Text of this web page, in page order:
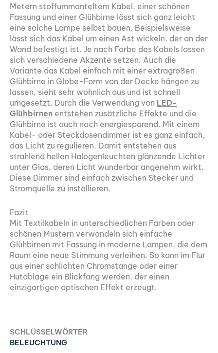
Metern stoffummanteltem Kabel, einer schönen
Fassung und einer Glühbirne lässt sich ganz leicht
eine solche Lampe selbst bauen. Beispielsweise
lässt sich das Kabel um einen Ast wickeln, der an der
Wand befestigt ist. Je nach Farbe des Kabels lassen
sich verschiedene Akzente setzen. Auch die
Variante das Kabel einfach mit einer extragroßen
Glühbirne in Globe-Form von der Decke hängen zu
lassen, sieht sehr wohnlich aus und ist schnell
umgesetzt. Durch die Verwendung von LED-
Glühbirnen entstehen zusätzliche Effekte und die
Glühbirne ist auch noch energiesparend. Mit einem
Kabel- oder Steckdosendimmer ist es ganz einfach,
das Licht zu regulieren. Damit entstehen aus
strahlend hellen Halogenleuchten glänzende Lichter
unter Glas, deren Licht wunderbar angenehm wirkt.
Diese Dimmer sind einfach zwischen Stecker und
Stromquelle zu installieren.
Fazit
Mit Textilkabeln in unterschiedlichen Farben oder
schönen Mustern verwandeln sich einfache
Glühbirnen mit Fassung in moderne Lampen, die dem
Raum eine neue Stimmung verleihen. So kann im Flur
aus einer schlichten Chromstange oder einer
Hutablage ein Blickfang werden, der einen
einzigartigen optischen Effekt erzeugt.
SCHLÜSSELWÖRTER
BELEUCHTUNG